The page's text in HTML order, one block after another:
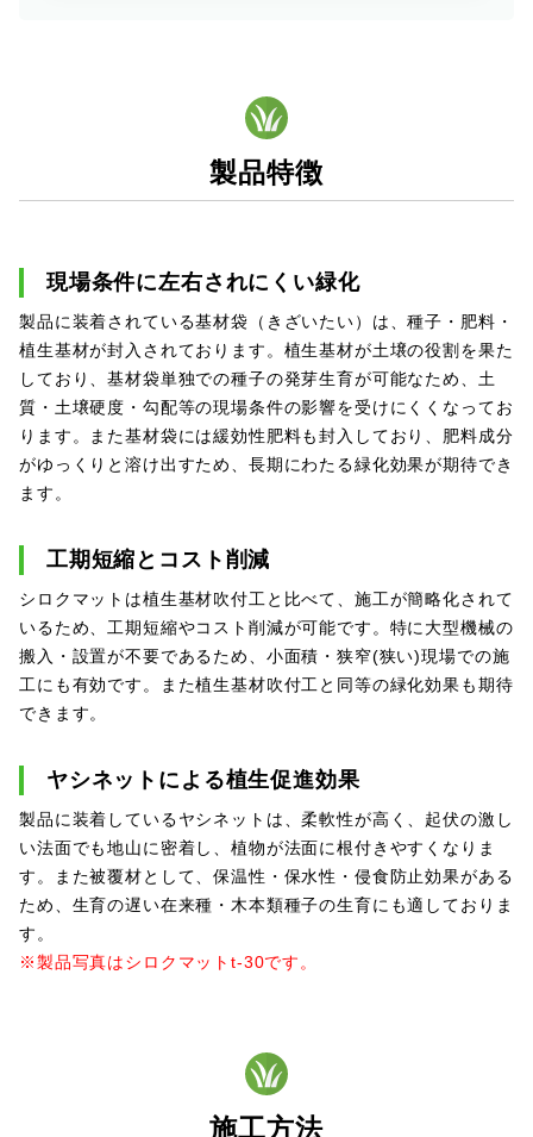
製品特徴
現場条件に左右されにくい緑化
製品に装着されている基材袋（きざいたい）は、種子・肥料・
植生基材が封入されております。植生基材が土壌の役割を果た
しており、基材袋単独での種子の発芽生育が可能なため、土
質・土壌硬度・勾配等の現場条件の影響を受けにくくなってお
ります。また基材袋には緩効性肥料も封入しており、肥料成分
がゆっくりと溶け出すため、長期にわたる緑化効果が期待でき
ます。
工期短縮とコスト削減
シロクマットは植生基材吹付工と比べて、施工が簡略化されて
いるため、工期短縮やコスト削減が可能です。特に大型機械の
搬入・設置が不要であるため、小面積・狭窄(狭い)現場での施
工にも有効です。また植生基材吹付工と同等の緑化効果も期待
できます。
ヤシネットによる植生促進効果
製品に装着しているヤシネットは、柔軟性が高く、起伏の激し
い法面でも地山に密着し、植物が法面に根付きやすくなりま
す。また被覆材として、保温性・保水性・侵食防止効果がある
ため、生育の遅い在来種・木本類種子の生育にも適しておりま
す。
※製品写真はシロクマットt-30です。
施工方法